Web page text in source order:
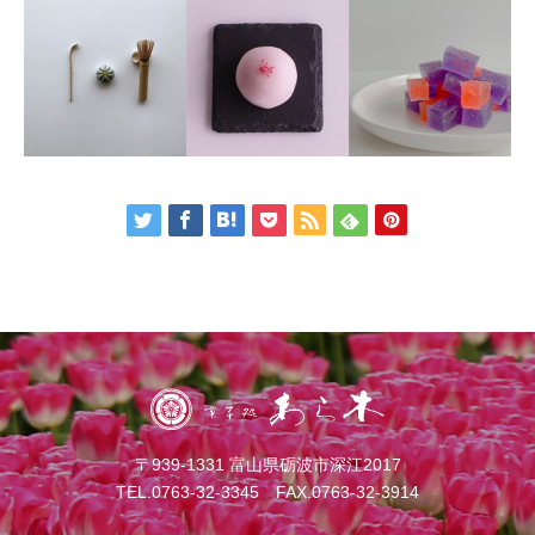
〒939-1331 富山県砺波市深江2017
TEL.0763-32-3345FAX.0763-32-3914